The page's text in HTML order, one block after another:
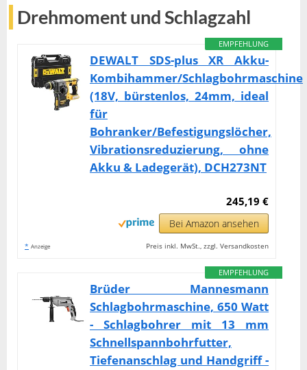
Drehmoment und Schlagzahl
EMPFEHLUNG
DEWALT SDS-plus XR Akku-
Kombihammer/Schlagbohrmaschine
(18V, bürstenlos, 24mm, ideal
für
Bohranker/Befestigungslöcher,
Vibrationsreduzierung, ohne
Akku & Ladegerät), DCH273NT
245,19 €
Bei Amazon ansehen
* Anzeige Preis inkl. MwSt., zzgl. Versandkosten
EMPFEHLUNG
Brüder Mannesmann
Schlagbohrmaschine, 650 Watt
- Schlagbohrer mit 13 mm
Schnellspannbohrfutter,
Tiefenanschlag und Handgriff -